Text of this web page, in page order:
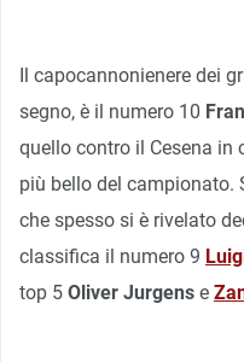
Il capocannonienere dei
segno, è il numero 10
quello contro il Cesena in
più bello del campionato.
che spesso si è rivelato
classifica il numero 9
top 5 Oliver Jurgens e